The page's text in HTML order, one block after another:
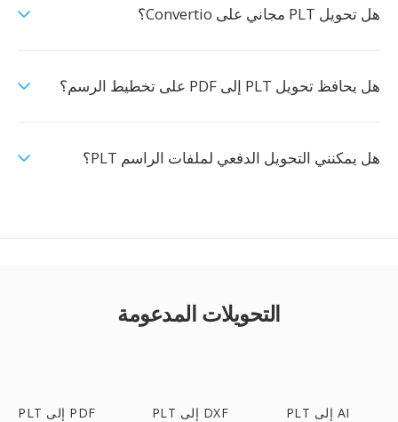
هل تحويل PLT مجاني على Convertio؟
هل يحافظ تحويل PLT إلى PDF على تخطيط الرسم؟
هل يمكنني التحويل الدفعي لملفات الراسم PLT؟
التحويلات المدعومة
PLT إلى PDF PLT إلى DXF PLT إلى AI